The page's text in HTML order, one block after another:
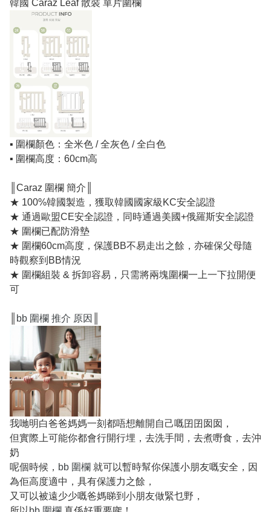
韓國 Caraz Leaf 散裝 單片圍欄
▪️ 圍欄顏色：全米色 / 全灰色 / 全白色
▪️ 圍欄高度：60cm高
║Caraz 圍欄 簡介║
★ 100%韓國製造，獲取韓國國家級KC安全認證
★ 通過歐盟CE安全認證，同時通過美國+俄羅斯安全認證
★ 圍欄已配防滑墊
★ 圍欄60cm高度，保護BB不易走出之餘，亦確保父母隨
時觀察到BB情況
★ 圍欄組裝 & 拆卸容易，只需將兩塊圍欄一上一下拉開便
可
bb 圍欄 推介 原因
我哋明白爸爸媽媽一刻都唔想離開自己嘅囝囝囡囡，
但實際上可能你都會行開行埋，去洗手間，去煮嘢食，去沖
奶
呢個時候， bb 圍欄 就可以暫時幫你保護小朋友嘅安全，因
為佢高度適中，具有保護力之餘，
又可以被遠少少嘅爸媽睇到小朋友做緊乜野，